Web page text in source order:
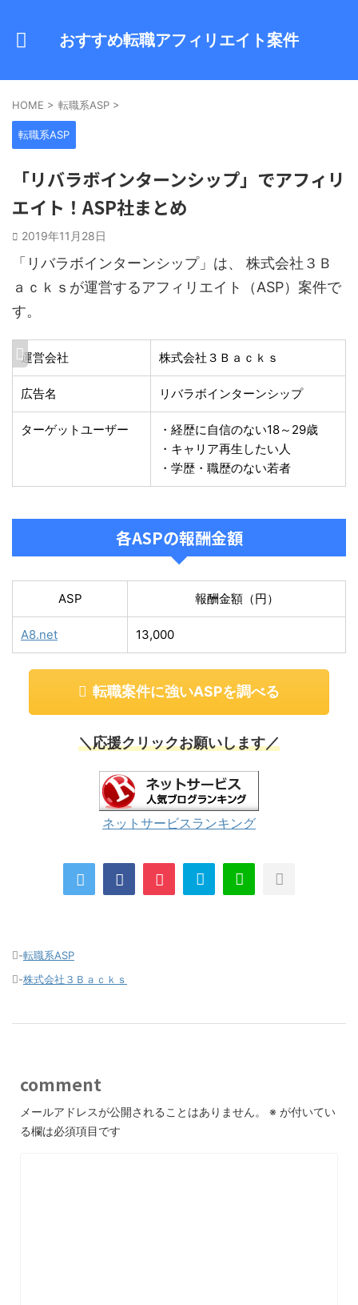
おすすめ転職アフィリエイト案件
HOME > 転職系ASP >
転職系ASP
「リバラボインターンシップ」でアフィリ
エイト！ASP社まとめ
2019年11月28日
「リバラボインターンシップ」は、 株式会社３Ｂ
ａｃｋｓが運営するアフィリエイト（ASP）案件で
す。
運営会社 株式会社３Ｂａｃｋｓ
広告名 リバラボインターンシップ
ターゲットユーザー
・経歴に自信のない18～29歳
・キャリア再生したい人
・学歴・職歴のない若者
各ASPの報酬金額
ASP 報酬金額（円）
A8.net 13,000
転職案件に強いASPを調べる
＼応援クリックお願いします／
ネットサービスランキング
-転職系ASP
-株式会社３Ｂａｃｋｓ
comment
メールアドレスが公開されることはありません。 ※ が付いてい
る欄は必須項目です